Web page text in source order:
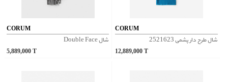
CORUM
شال Double Face
5,889,000
CORUM
شال طرح دار پشمی 2521623
12,889,000